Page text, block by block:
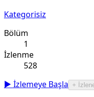
Kategorisiz
Bölüm
1
İzlenme
528
▶ İzlemeye Başla
+